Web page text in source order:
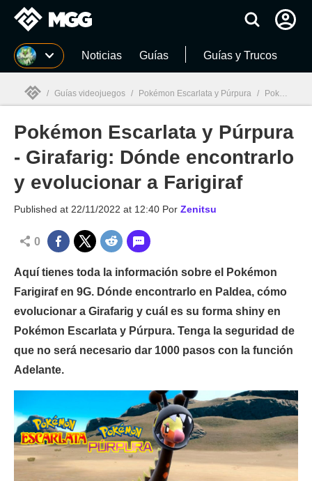
MGG Noticias Guías Guías y Trucos
MGG
/ Guías videojuegos / Pokémon Escarlata y Púrpura / Pokémon Escarlata y Púrpura - Girafarig: Dónde encontrarlo y evolucionar a Farigiraf
Pokémon Escarlata y Púrpura
- Girafarig: Dónde encontrarlo
y evolucionar a Farigiraf
Published at 22/11/2022 at 12:40 Por Zenitsu
0
Aquí tienes toda la información sobre el Pokémon
Farigiraf en 9G. Dónde encontrarlo en Paldea, cómo
evolucionar a Girafarig y cuál es su forma shiny en
Pokémon Escarlata y Púrpura. Tenga la seguridad de
que no será necesario dar 1000 pasos con la función
Adelante.